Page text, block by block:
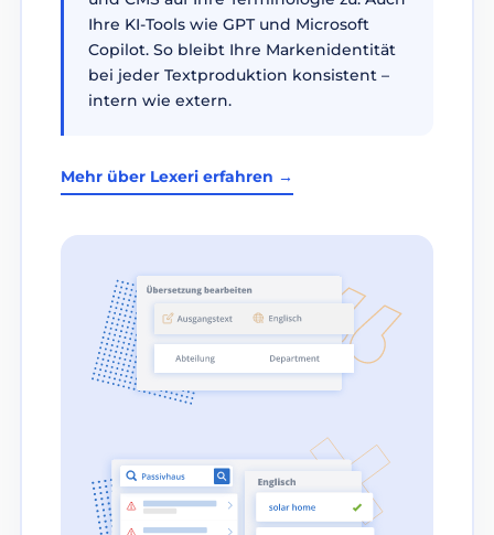
Ihre KI-Tools wie GPT und Microsoft
Copilot. So bleibt Ihre Markenidentität
bei jeder Textproduktion konsistent –
intern wie extern.
Mehr über Lexeri erfahren →